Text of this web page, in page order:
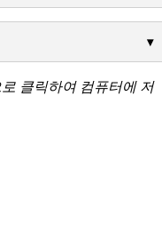
클릭하여 컴퓨터에 저